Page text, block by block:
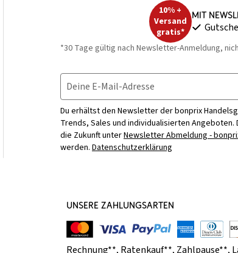
10% +
Versand
gratis*
Mit
*30 Tage gültig nach Newsletter-Anmeldung,
Deine E-Mail-Adresse
Du erhältst den Newsletter der bonprix
Trends, Sales und individualisierten
die Zukunft unterNewsletter Abmeldung -
werden. Datenschutzerklärung
UNSERE ZAHLUNGSARTEN
Rechnung**, Ratenkauf**, Zahlpause**,